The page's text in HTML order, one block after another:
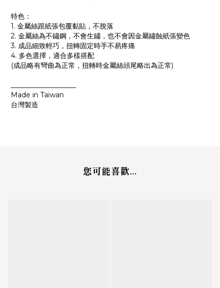
特色：
1. 金屬絲跟紙張包覆黏貼，不脫落
2. 金屬絲為不鏽鋼，不會生鏽，也不會因金屬鏽蝕紙張變色
3. 成品細致輕巧，扭轉固定時手不易疼痛
4. 多色選擇，適合多樣搭配
(成品略有彎曲為正常，扭轉時金屬絲頭尾略出為正常)
Made in Taiwan
台灣製造
您可能喜歡...